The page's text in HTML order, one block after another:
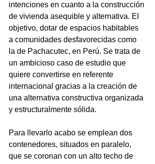
intenciones en cuanto a la construcción
de vivienda asequible y alternativa. El
objetivo, dotar de espacios habitables
a comunidades desfavorecidas como
la de Pachacutec, en Perú. Se trata de
un ambicioso caso de estudio que
quiere convertirse en referente
internacional gracias a la creación de
una alternativa constructiva organizada
y estructuralmente sólida.
Para llevarlo acabo se emplean dos
contenedores, situados en paralelo,
que se coronan con un alto techo de